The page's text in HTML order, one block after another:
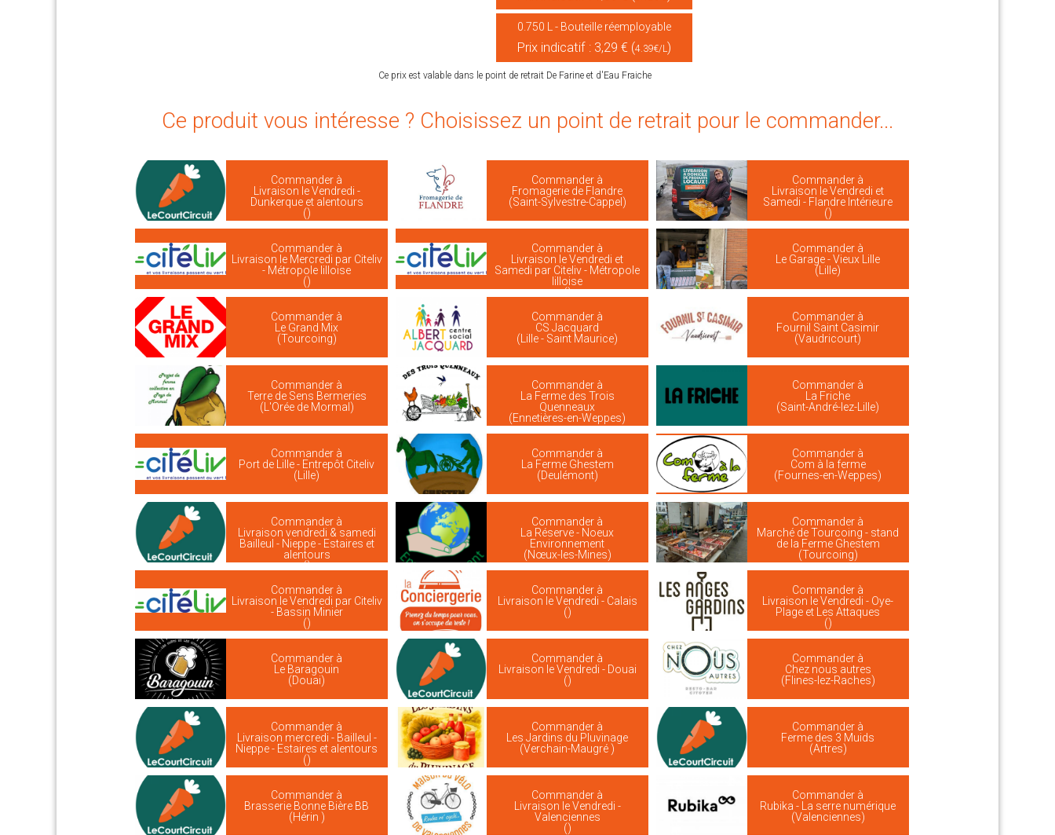
0.750 L - Bouteille réemployable
Prix indicatif : 3,29 € (4.39€/L)
Ce prix est valable dans le point de retrait De Farine et d'Eau Fraiche
Ce produit vous intéresse ? Choisissez un point de retrait pour le commander...
Commander à
Livraison le Vendredi -
Dunkerque et alentours
()
Commander à
Fromagerie de Flandre
(Saint-Sylvestre-Cappel)
Commander à
Livraison le Vendredi et
Samedi - Flandre Intérieure
()
Commander à
Livraison le Mercredi par Citeliv
- Métropole lilloise
()
Commander à
Livraison le Vendredi et
Samedi par Citeliv - Métropole
lilloise
()
Commander à
Le Garage - Vieux Lille
(Lille)
Commander à
Le Grand Mix
(Tourcoing)
Commander à
CS Jacquard
(Lille - Saint Maurice)
Commander à
Fournil Saint Casimir
(Vaudricourt)
Commander à
Terre de Sens Bermeries
(L'Orée de Mormal)
Commander à
La Ferme des Trois
Quenneaux
(Ennetières-en-Weppes)
Commander à
La Friche
(Saint-André-lez-Lille)
Commander à
Port de Lille - Entrepôt Citeliv
(Lille)
Commander à
La Ferme Ghestem
(Deulémont)
Commander à
Com à la ferme
(Fournes-en-Weppes)
Commander à
Livraison vendredi & samedi
Bailleul - Nieppe - Estaires et
alentours
()
Commander à
La Réserve - Noeux
Environnement
(Nœux-les-Mines)
Commander à
Marché de Tourcoing - stand
de la Ferme Ghestem
(Tourcoing)
Commander à
Livraison le Vendredi par Citeliv
- Bassin Minier
()
Commander à
Livraison le Vendredi - Calais
()
Commander à
Livraison le Vendredi - Oye-
Plage et Les Attaques
()
Commander à
Le Baragouin
(Douai)
Commander à
Livraison le Vendredi - Douai
()
Commander à
Chez nous autres
(Flines-lez-Raches)
Commander à
Livraison mercredi - Bailleul -
Nieppe - Estaires et alentours
()
Commander à
Les Jardins du Pluvinage
(Verchain-Maugré )
Commander à
Ferme des 3 Muids
(Artres)
Commander à
Brasserie Bonne Bière BB
(Hérin )
Commander à
Livraison le Vendredi -
Valenciennes
()
Commander à
Rubika - La serre numérique
(Valenciennes)